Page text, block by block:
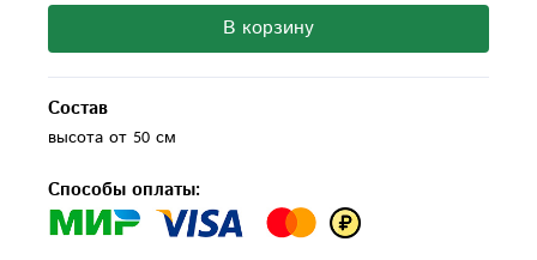
В корзину
Состав
высота от 50 см
Способы оплаты: